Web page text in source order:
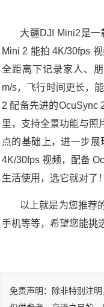
大疆DJI Mini2是
Mini 2 能拍 4K/30fps
全距离下记录家人、
m/s，飞行时间更长，
2 配备先进的OcuSync
里，支持全景功能与照
点的基础上，进一步
4K/30fps 视频，配备
生活使用，选它就对了！
以上就是为您推荐
手机等等，希望您能挑
免责声明：除非特别注